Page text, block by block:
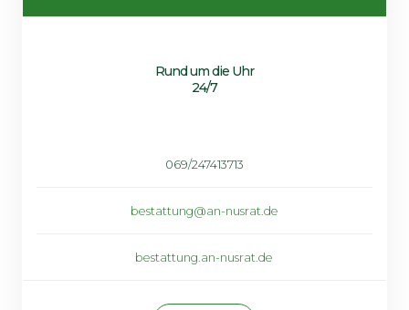
Rund um die Uhr
24/7
069/247413713
bestattung@an-nusrat.de
bestattung.an-nusrat.de